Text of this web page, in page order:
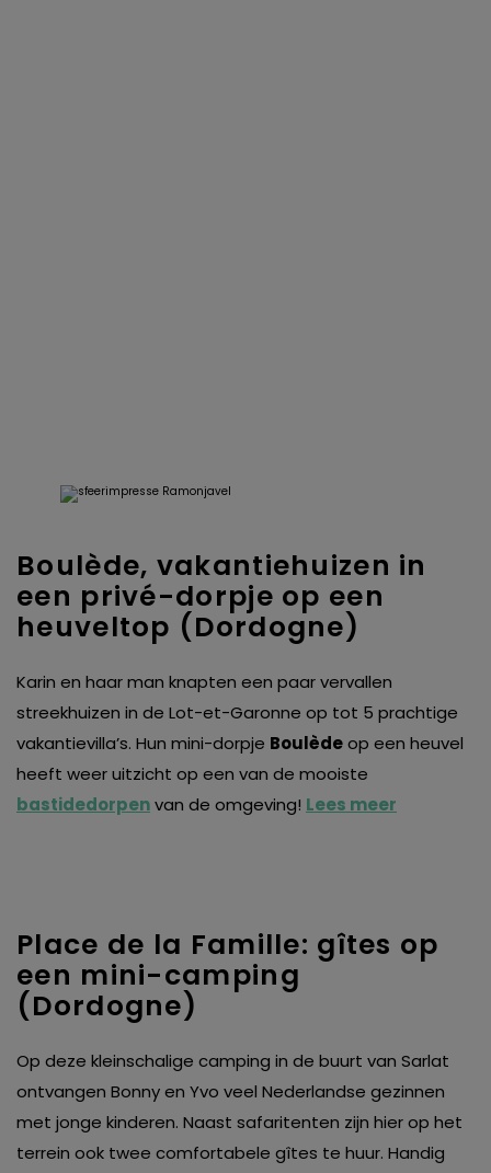
Boulède, vakantiehuizen in
een privé-dorpje op een
heuveltop (Dordogne)
Karin en haar man knapten een paar vervallen
streekhuizen in de Lot-et-Garonne op tot 5 prachtige
vakantievilla’s. Hun mini-dorpje Boulèdeop een heuvel
heeft weer uitzicht op een van de mooiste
bastidedorpenvan de omgeving! Lees meer
Place de la Famille: gîtes op
een mini-camping
(Dordogne)
Op deze kleinschalige camping in de buurt van Sarlat
ontvangen Bonny en Yvo veel Nederlandse gezinnen
met jonge kinderen. Naast safaritenten zijn hier op het
terrein ook twee comfortabele gîtes te huur. Handig